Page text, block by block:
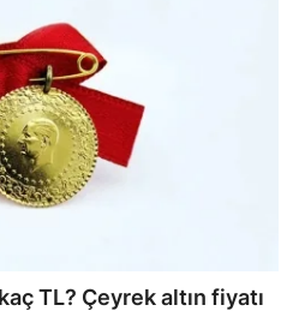
TL? Çeyrek altın fiyatı